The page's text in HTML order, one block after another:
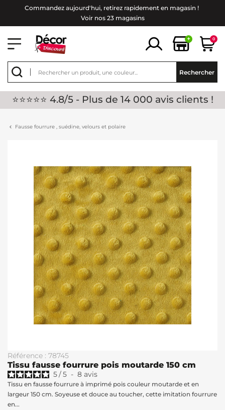
Commandez aujourd'hui, retirez rapidement en magasin !
Voir nos 23 magasins
+ 0
Rechercher
⭐⭐⭐⭐⭐ 4.8/5 - Plus de 14 000 avis clients !
Fausse fourrure , suédine, velours et polaire
Référence : 78745
Tissu fausse fourrure pois moutarde 150 cm
5/5 - 8 avis
Tissu en fausse fourrure à imprimé pois couleur moutarde et en
largeur 150 cm. Soyeuse et douce au toucher, cette imitation fourrure
en...